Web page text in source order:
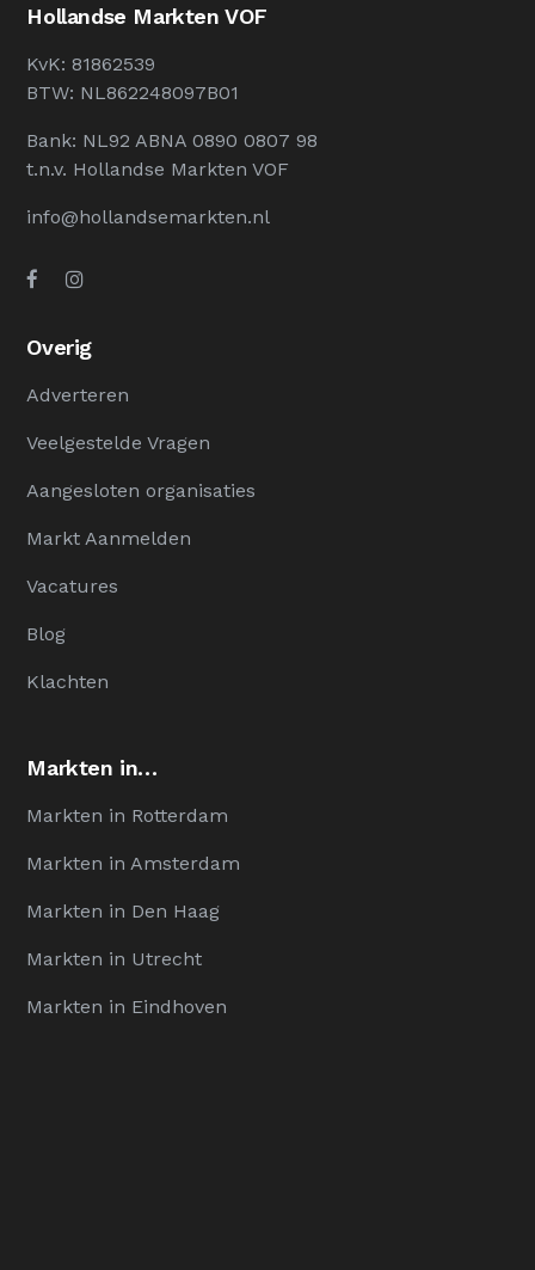
Hollandse Markten VOF
KvK: 81862539
BTW: NL862248097B01
Bank: NL92 ABNA 0890 0807 98
t.n.v. Hollandse Markten VOF
info@hollandsemarkten.nl
Overig
Adverteren
Veelgestelde Vragen
Aangesloten organisaties
Markt Aanmelden
Vacatures
Blog
Klachten
Markten in…
Markten in Rotterdam
Markten in Amsterdam
Markten in Den Haag
Markten in Utrecht
Markten in Eindhoven